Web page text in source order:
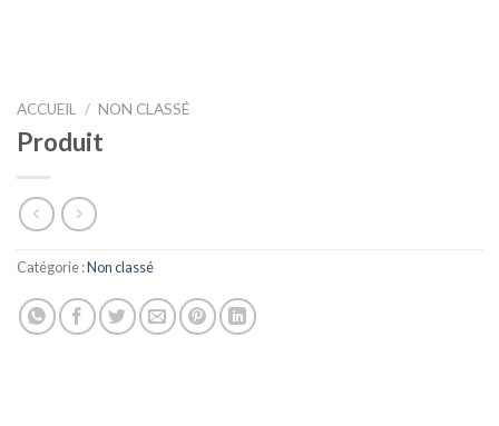
ACCUEIL / NON CLASSÉ
Produit
Catégorie :Non classé